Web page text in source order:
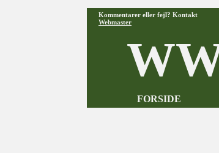
Kommentarer eller fejl? Kontakt
Webmaster
FORSIDE